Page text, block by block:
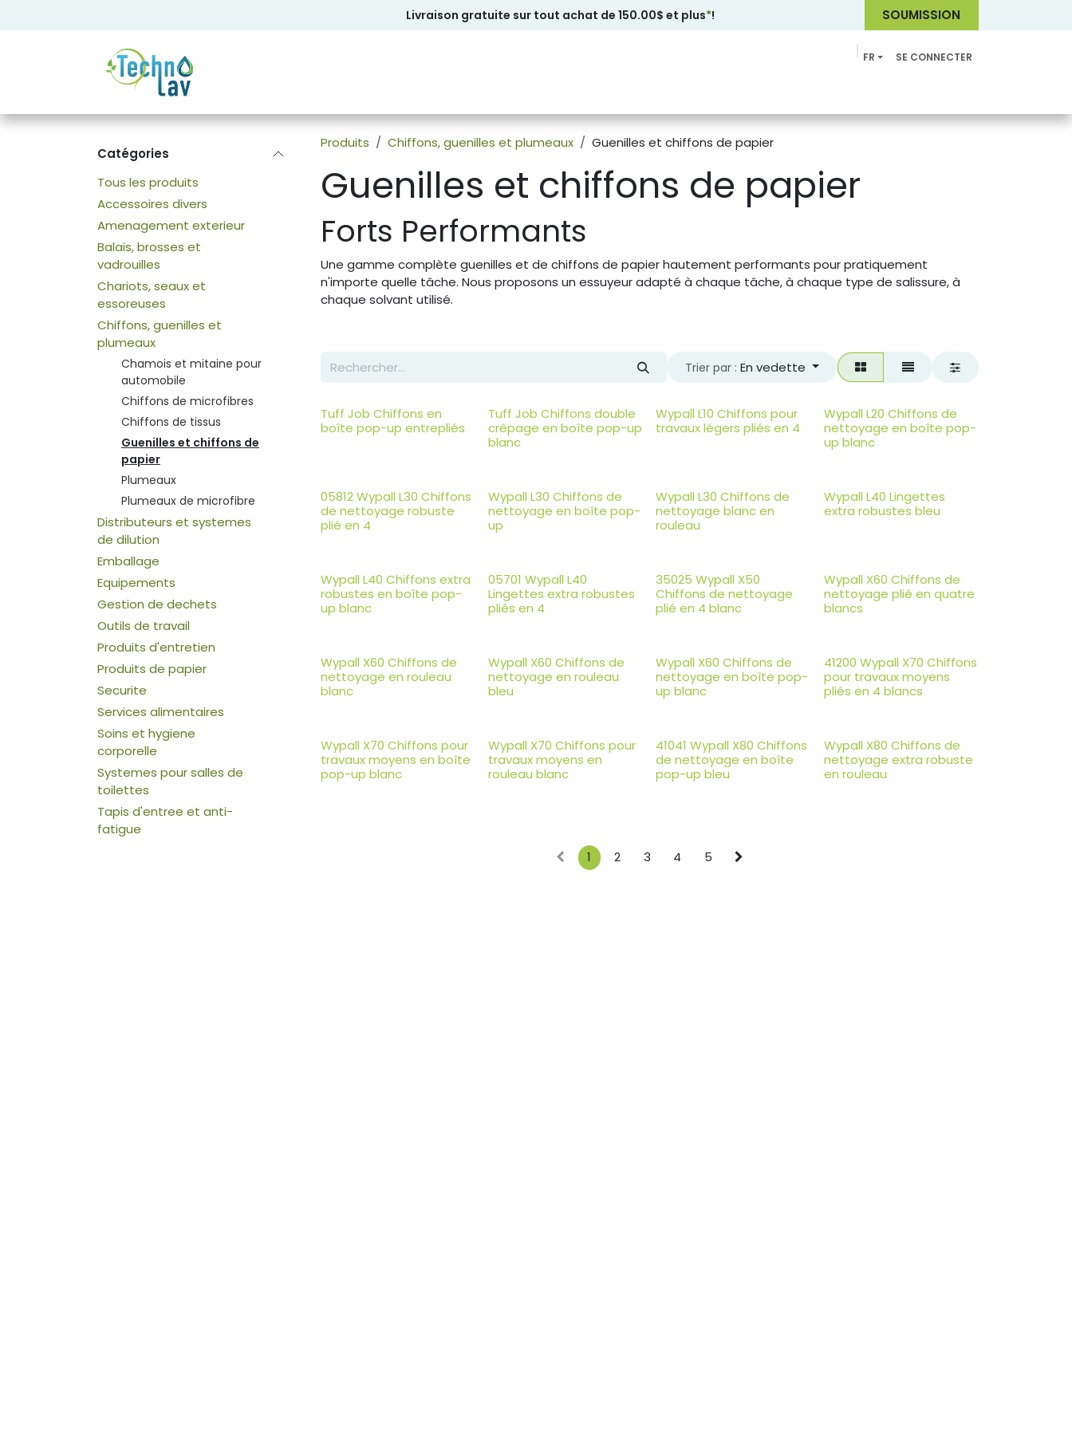
Livraison gratuite sur tout achat de 150.00$ et plus*! SOUMISSION
FR SE CONNECTER
Catégories
Tous les produits
Accessoires divers
Amenagement exterieur
Balais, brosses et
vadrouilles
Chariots, seaux et
essoreuses
Chiffons, guenilles et
plumeaux
Chamois et mitaine pour
automobile
Chiffons de microfibres
Chiffons de tissus
Guenilles et chiffons de
papier
Plumeaux
Plumeaux de microfibre
Distributeurs et systemes
de dilution
Emballage
Equipements
Gestion de dechets
Outils de travail
Produits d'entretien
Produits de papier
Securite
Services alimentaires
Soins et hygiene
corporelle
Systemes pour salles de
toilettes
Tapis d'entree et anti-
fatigue
Produits Chiffons, guenilles et plumeaux Guenilles et chiffons de papier
Guenilles et chiffons de papier
Forts Performants
Une gamme complète guenilles et de chiffons de papier hautement performants pour pratiquement
n'importe quelle tâche. Nous proposons un essuyeur adapté à chaque tâche, à chaque type de salissure, à
chaque solvant utilisé.
Trier par : En vedette
Tuff Job Chiffons en
boîte pop-up entrepliés
Tuff Job Chiffons double
crêpage en boîte pop-up
blanc
Wypall L10 Chiffons pour
travaux légers pliés en 4
Wypall L20 Chiffons de
nettoyage en boîte pop-
up blanc
05812 Wypall L30 Chiffons
de nettoyage robuste
plié en 4
Wypall L30 Chiffons de
nettoyage en boîte pop-
up
Wypall L30 Chiffons de
nettoyage blanc en
rouleau
Wypall L40 Lingettes
extra robustes bleu
Wypall L40 Chiffons extra
robustes en boîte pop-
up blanc
05701 Wypall L40
Lingettes extra robustes
pliés en 4
35025 Wypall X50
Chiffons de nettoyage
plié en 4 blanc
Wypall X60 Chiffons de
nettoyage plié en quatre
blancs
Wypall X60 Chiffons de
nettoyage en rouleau
blanc
Wypall X60 Chiffons de
nettoyage en rouleau
bleu
Wypall X60 Chiffons de
nettoyage en boîte pop-
up blanc
41200 Wypall X70 Chiffons
pour travaux moyens
pliés en 4 blancs
Wypall X70 Chiffons pour
travaux moyens en boîte
pop-up blanc
Wypall X70 Chiffons pour
travaux moyens en
rouleau blanc
41041 Wypall X80 Chiffons
de nettoyage en boîte
pop-up bleu
Wypall X80 Chiffons de
nettoyage extra robuste
en rouleau
1 2 3 4 5